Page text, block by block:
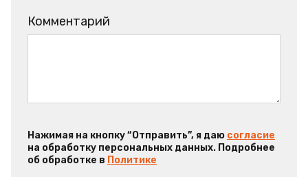
Комментарий
Нажимая на кнопку “Отправить”, я даю согласие
на обработку персональных данных. Подробнее
об обработке в Политике